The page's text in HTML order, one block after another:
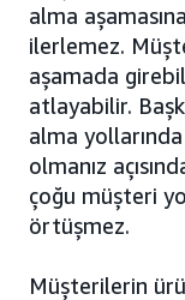
alma
ilerlemez.
aşamada
atlayabilir.
alma
olmanız
çoğu müşteri
örtüşmez.
Müşterilerin